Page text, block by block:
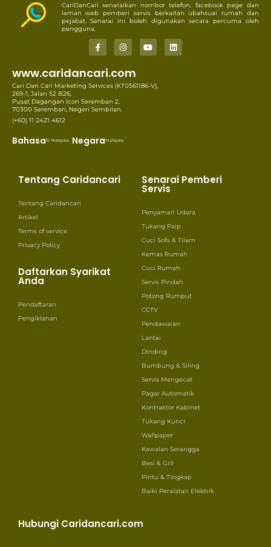
CariDanCari senaraikan nombor telefon, facebook page dan
laman web pemberi servis berkaitan ubahsuai rumah dan
pejabat. Senarai ini boleh digunakan secara percuma oleh
pengguna.
www.caridancari.com
Cari Dan Cari Marketing Services (KT0561186-V),
269-1, Jalan S2 B26,
Pusat Dagangan Icon Seremban 2,
70300 Seremban, Negeri Sembilan.
(+60) 11 2421 4612
BahasaB. Malaysia NegaraMalaysia
Tentang Caridancari
Tentang Caridancari
Artikel
Terms of service
Privacy Policy
Daftarkan Syarikat
Anda
Pendaftaran
Pengiklanan
Senarai Pemberi
Servis
Penyaman Udara
Tukang Paip
Cuci Sofa & Tilam
Kemas Rumah
Cuci Rumah
Servis Pindah
Potong Rumput
CCTV
Pendawaian
Lantai
Dinding
Bumbung & Siling
Servis Mengecat
Pagar Automatik
Kontraktor Kabinet
Tukang Kunci
Wallpaper
Kawalan Serangga
Besi & Gril
Pintu & Tingkap
Baiki Peralatan Elektrik
Hubungi Caridancari.com